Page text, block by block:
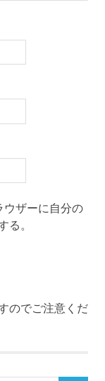
ウザーに自分の
る。
のでご注意くだ